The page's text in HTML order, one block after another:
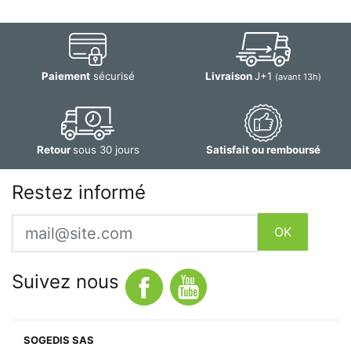
Paiementsécurisé LivraisonJ+1 (avant 13h)
Retoursous 30 jours Satisfait ou remboursé
Restez informé
Email
OK
Suivez nous
SOGEDIS SAS